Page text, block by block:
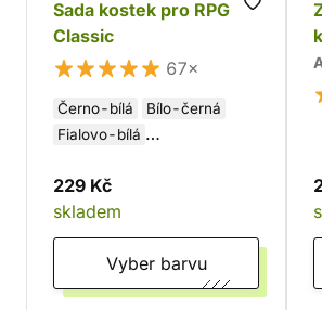
Sada kostek pro RPG
Classic
67×
Černo-bílá
Bílo-černá
Fialovo-bílá
229 Kč
skladem
Vyber barvu